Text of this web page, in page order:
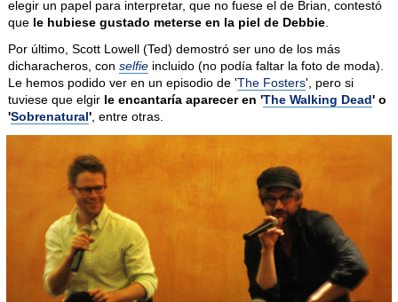
elegir un papel para interpretar, que no fuese el de Brian, contestó
que le hubiese gustado meterse en la piel de Debbie.
Por último, Scott Lowell (Ted) demostró ser uno de los más
dicharacheros, con selfie incluido (no podía faltar la foto de moda).
Le hemos podido ver en un episodio de 'The Fosters', pero si
tuviese que elgir le encantaría aparecer en 'The Walking Dead' o
'Sobrenatural', entre otras.